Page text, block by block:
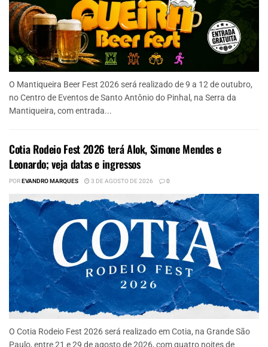
O Mantiqueira Beer Fest 2026 será realizado de 9 a 12 de outubro,
no Centro de Eventos de Santo Antônio do Pinhal, na Serra da
Mantiqueira, com entrada...
Cotia Rodeio Fest 2026 terá Alok, Simone Mendes e
Leonardo; veja datas e ingressos
POREVANDRO MARQUES 3 DE AGOSTO DE 2026 0
O Cotia Rodeio Fest 2026 será realizado em Cotia, na Grande São
Paulo, entre 21 e 29 de agosto de 2026, com quatro noites de